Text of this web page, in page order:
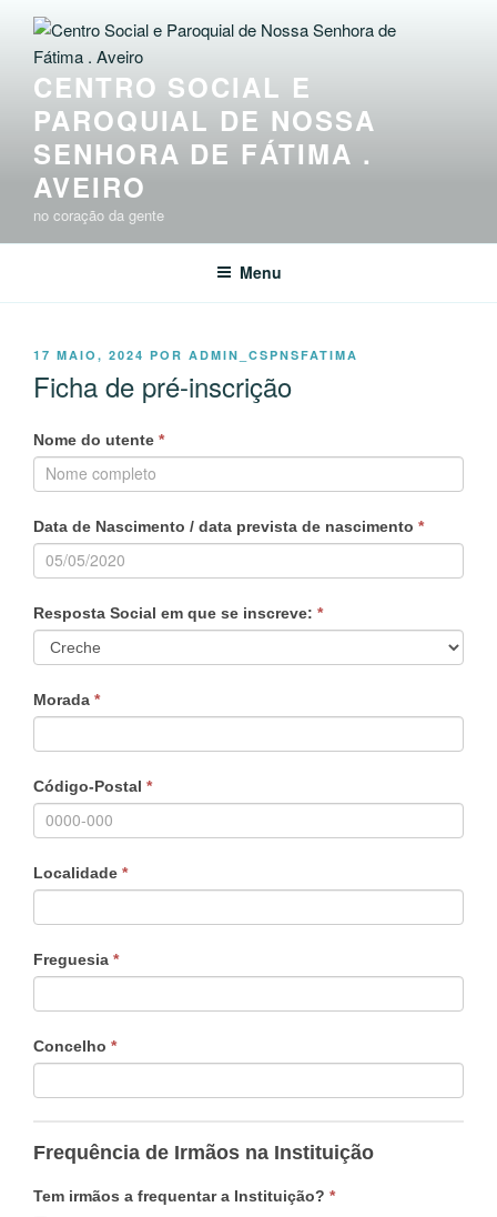
Saltar
conteúdoCENTRO SOCIAL E
PAROQUIAL DE NOSSA
SENHORA DE FÁTIMA .
AVEIRO
no coração da gente
Menu
PUBLICADO
17 MAIO, 2024 POR ADMIN_CSPNSFATIMA
Ficha de pré-inscrição
Ficha de
Pré-
inscrição
If
you
are
human,
leave
this
blank.
Nome do utente *
Data de Nascimento / data prevista de nascimento *
Resposta Social em que se inscreve: *
Morada *
Código-Postal *
Localidade *
Freguesia *
Concelho *
Frequência de Irmãos na Instituição
Tem irmãos a frequentar a Instituição? *